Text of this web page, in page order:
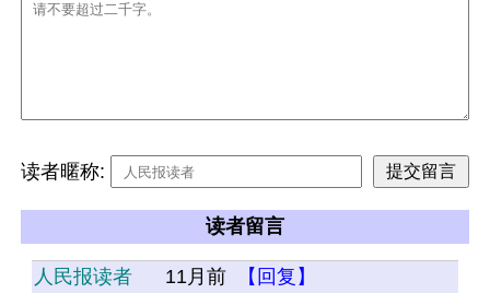
读者暱称:
读者留言
人民报读者 11月前
【回复】